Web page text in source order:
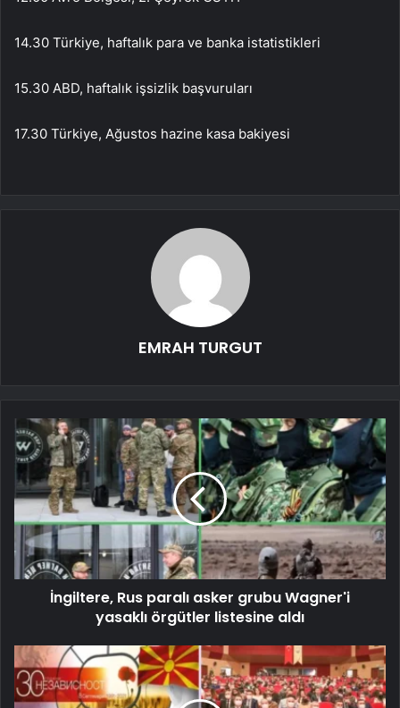
14.30 Türkiye, haftalık para ve banka istatistikleri
15.30 ABD, haftalık işsizlik başvuruları
17.30 Türkiye, Ağustos hazine kasa bakiyesi
EMRAH TURGUT
İngiltere, Rus paralı asker grubu Wagner'i
yasaklı örgütler listesine aldı